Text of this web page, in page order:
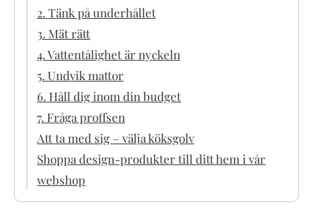
2. Tänk på underhållet
3. Mät rätt
4. Vattentålighet är nyckeln
5. Undvik mattor
6. Håll dig inom din budget
7. Fråga proffsen
Att ta med sig – välja köksgolv
Shoppa design-produkter till ditt hem i vår
webshop